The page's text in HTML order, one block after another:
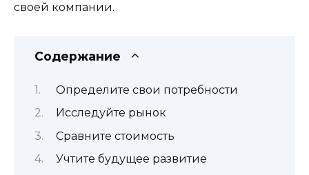
своей компании.
Содержание
Определите свои потребности
Исследуйте рынок
Сравните стоимость
Учтите будущее развитие